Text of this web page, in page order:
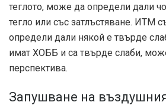
теглото, може да определи дали
тегло или със затлъстяване. ИТМ
определи дали някой е твърде
имат ХОББ и са твърде слаби,
перспектива.
Запушване на